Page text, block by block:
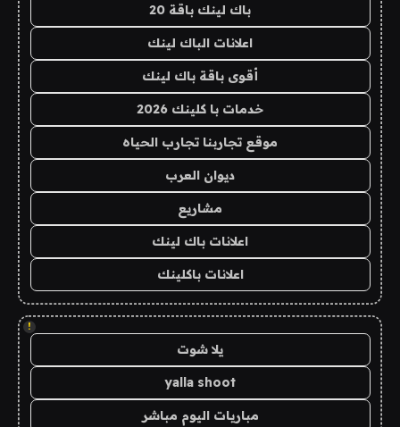
باك لينك باقة 20
اعلانات الباك لينك
أقوى باقة باك لينك
خدمات با كلينك 2026
موقع تجاربنا تجارب الحياه
ديوان العرب
مشاريع
اعلانات باك لينك
اعلانات باكلينك
!
يلا شوت
yalla shoot
مباريات اليوم مباشر